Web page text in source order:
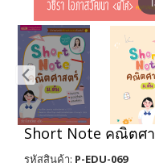
Short Note คณิตศ
รหัสสินค้า: P-EDU-069